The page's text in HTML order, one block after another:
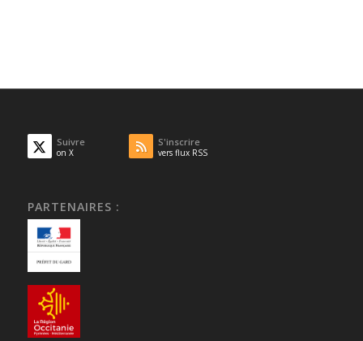
Suivre
on X
S'inscrire
vers flux RSS
PARTENAIRES :